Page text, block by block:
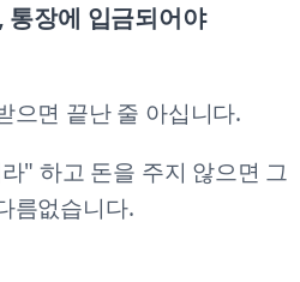
통장에 입금되어야
으면 끝난 줄 아십니다.
" 하고 돈을 주지 않으면 그
름없습니다.